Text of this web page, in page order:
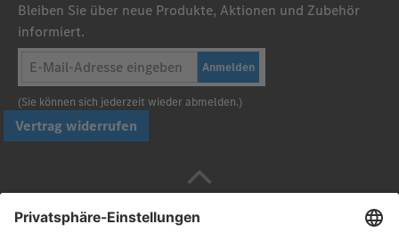
Bleiben Sie über neue Produkte, Aktionen und Zubehör
informiert.
Anmelden
(Sie können sich jederzeit wieder abmelden.)
Vertrag widerrufen